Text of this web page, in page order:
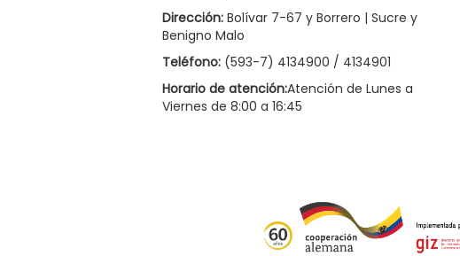
Dirección: Bolívar 7-67 y Borrero | Sucre y
Benigno Malo
Teléfono: (593-7) 4134900 / 4134901
Horario de atención:Atención de Lunes a
Viernes de 8:00 a 16:45